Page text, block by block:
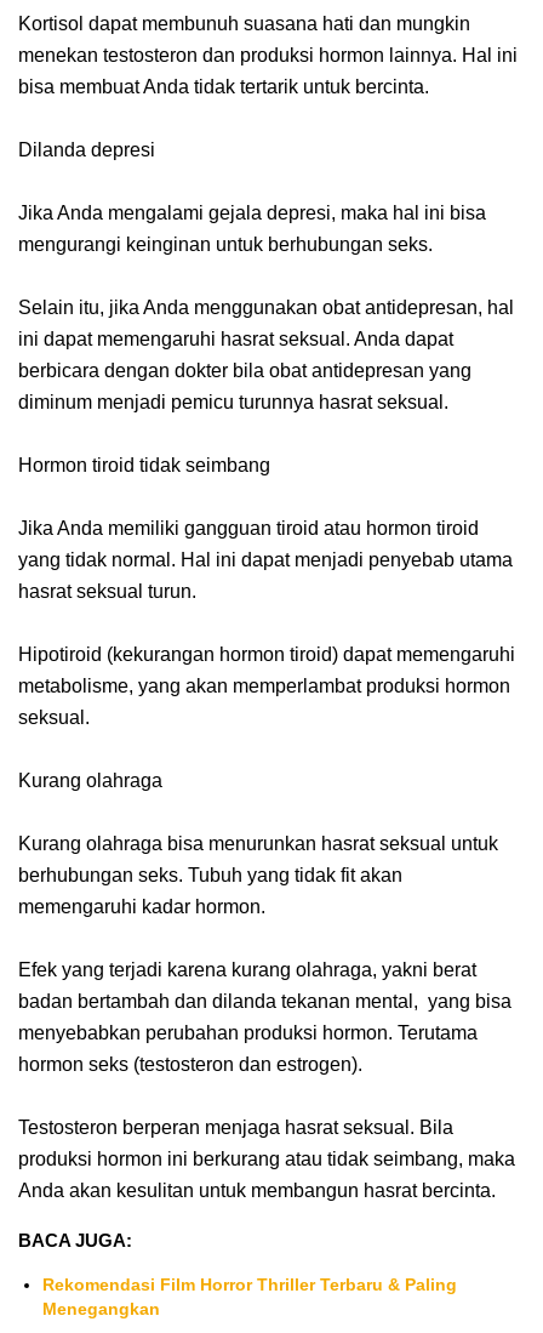
Kortisol dapat membunuh suasana hati dan mungkin
menekan testosteron dan produksi hormon lainnya. Hal ini
bisa membuat Anda tidak tertarik untuk bercinta.
Dilanda depresi
Jika Anda mengalami gejala depresi, maka hal ini bisa
mengurangi keinginan untuk berhubungan seks.
Selain itu, jika Anda menggunakan obat antidepresan, hal
ini dapat memengaruhi hasrat seksual. Anda dapat
berbicara dengan dokter bila obat antidepresan yang
diminum menjadi pemicu turunnya hasrat seksual.
Hormon tiroid tidak seimbang
Jika Anda memiliki gangguan tiroid atau hormon tiroid
yang tidak normal. Hal ini dapat menjadi penyebab utama
hasrat seksual turun.
Hipotiroid (kekurangan hormon tiroid) dapat memengaruhi
metabolisme, yang akan memperlambat produksi hormon
seksual.
Kurang olahraga
Kurang olahraga bisa menurunkan hasrat seksual untuk
berhubungan seks. Tubuh yang tidak fit akan
memengaruhi kadar hormon.
Efek yang terjadi karena kurang olahraga, yakni berat
badan bertambah dan dilanda tekanan mental, yang bisa
menyebabkan perubahan produksi hormon. Terutama
hormon seks (testosteron dan estrogen).
Testosteron berperan menjaga hasrat seksual. Bila
produksi hormon ini berkurang atau tidak seimbang, maka
Anda akan kesulitan untuk membangun hasrat bercinta.
BACA JUGA:
Rekomendasi Film Horror Thriller Terbaru & Paling
Menegangkan